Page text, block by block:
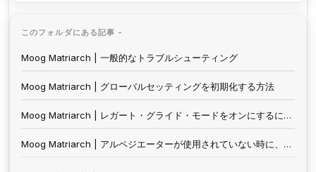
このフォルダにある記事 -
Moog Matriarch | 一般的なトラブルシューティング
Moog Matriarch | グローバルセッティングを初期化する方法
Moog Matriarch | レガート・グライド・モードをオンにするには？
Moog Matriarch | アルペジエーターが使用されていない時に、Matriarchからクロック信号を送るには？